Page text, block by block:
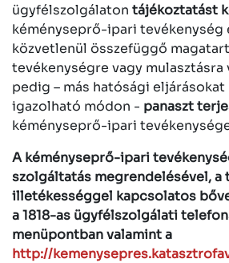
ügyfélszolgálaton tájékoztatást
kéményseprő-ipari tevékenység
közvetlenül összefüggő
tevékenységre vagy mulasztásra
pedig – más hatósági
igazolható módon - panaszt
kéményseprő-ipari
A kéményseprő-ipari
szolgáltatás megrendelésével, a
illetékességgel kapcsolatos
a 1818-as ügyfélszolgálati
menüpontban valamint a
http://